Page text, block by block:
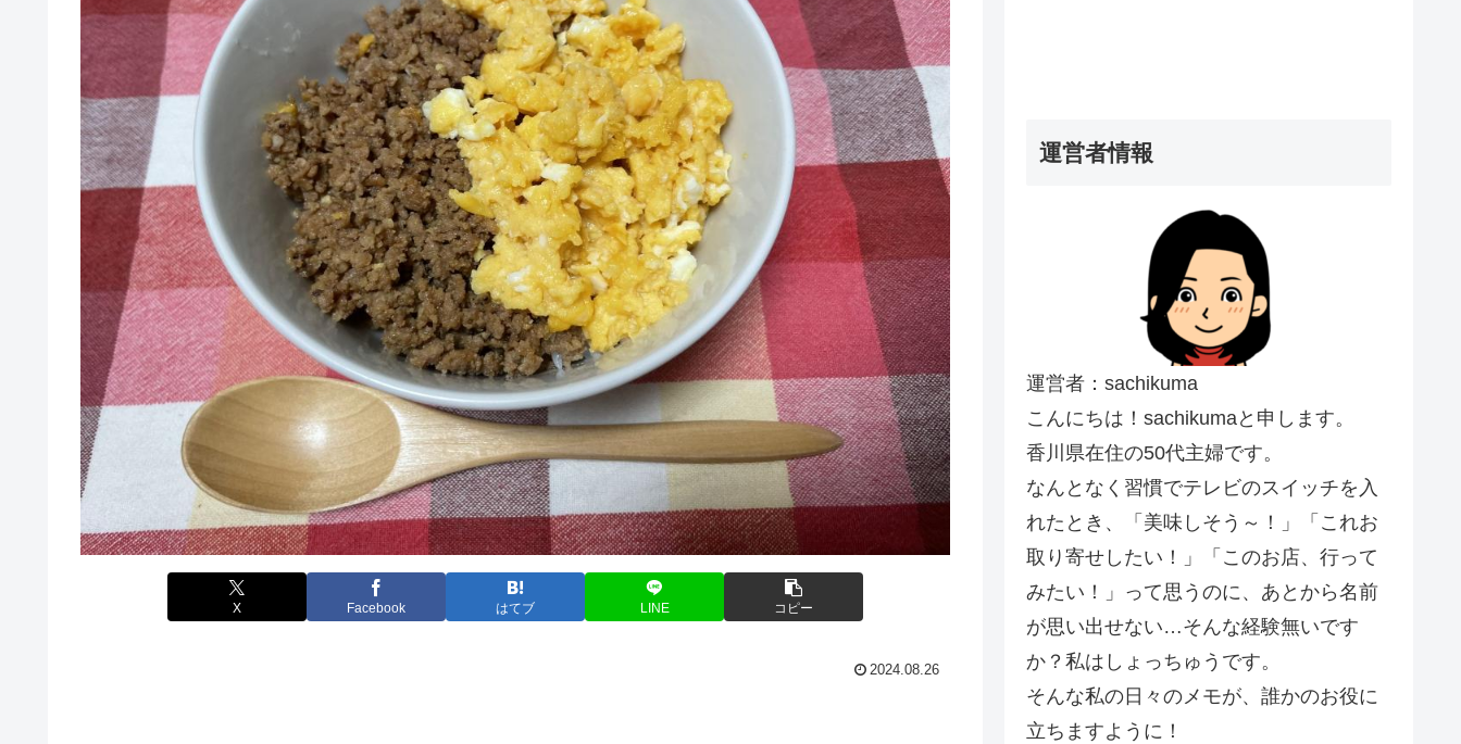
X Facebook はてブ LINE コピー
2024.08.26
運営者情報
運営者：sachikuma
こんにちは！sachikumaと申します。
香川県在住の50代主婦です。
なんとなく習慣でテレビのスイッチを入
れたとき、「美味しそう～！」「これお
取り寄せしたい！」「このお店、行って
みたい！」って思うのに、あとから名前
が思い出せない…そんな経験無いです
か？私はしょっちゅうです。
そんな私の日々のメモが、誰かのお役に
立ちますように！